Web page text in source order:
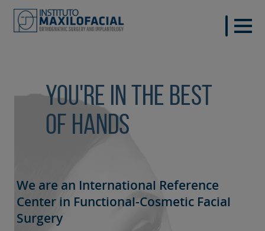
You're in the best
of hands
We are an International Reference
Center in Functional-Cosmetic Facial
Surgery